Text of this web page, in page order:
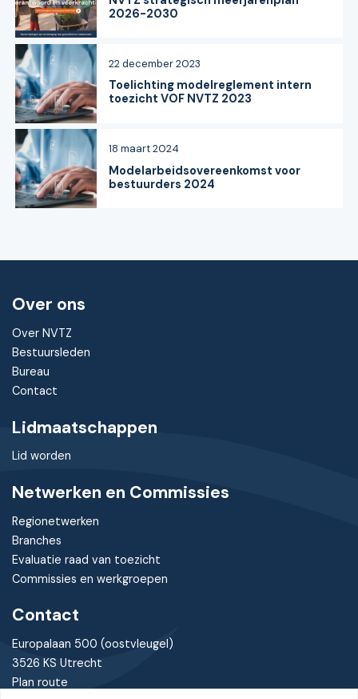
2026-2030
Toelichting modelreglement intern
toezicht VOF NVTZ 2023
22 december 2023
Modelarbeidsovereenkomst voor
bestuurders 2024
18 maart 2024
Over ons
Over NVTZ
Bestuursleden
Bureau
Contact
Lidmaatschappen
Lid worden
Netwerken en Commissies
Regionetwerken
Branches
Evaluatie raad van toezicht
Commissies en werkgroepen
Contact
Europalaan 500 (oostvleugel)
3526 KS Utrecht
Plan route